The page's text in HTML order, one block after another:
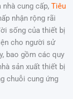
cung cấp, Tiêu
nhận rộng rãi
sống của thiết bị
cho người sử
bao gồm các quy
sản xuất thiết bị
chuỗi cung ứng